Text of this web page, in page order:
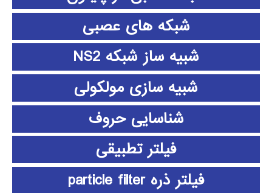
شبکه های عصبی
شبیه ساز شبکه NS2
شبیه سازی مولکولی
شناسایی حروف
فیلتر تطبیقی
فیلتر ذره particle filter